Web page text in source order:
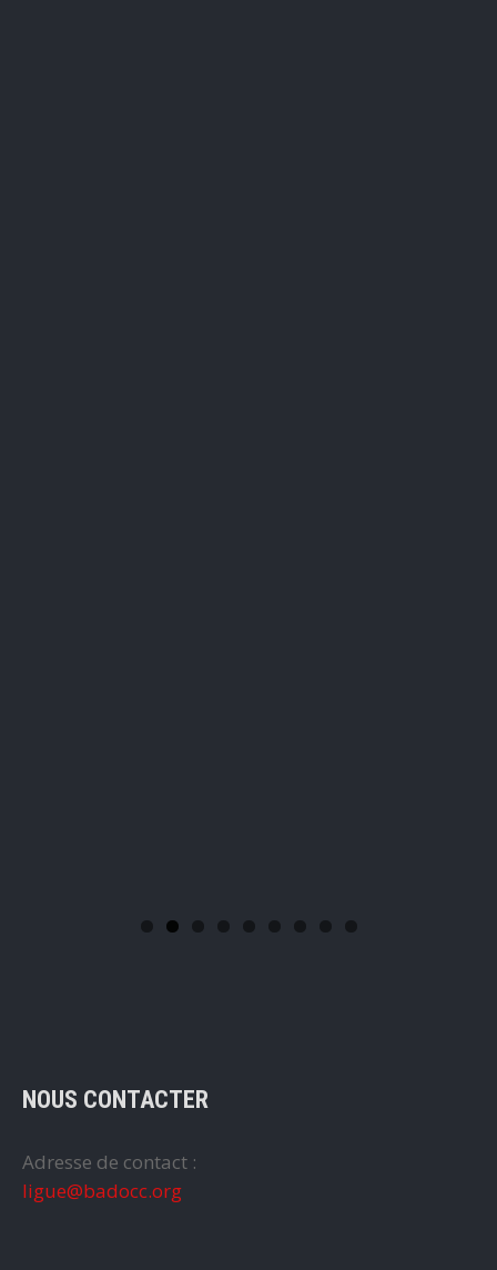
NOUS CONTACTER
Adresse de contact :
ligue@badocc.org